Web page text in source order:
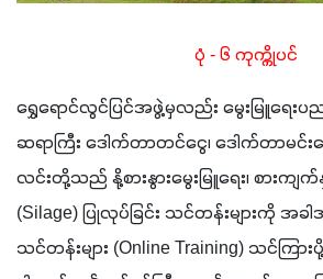
ပုံ - ၆ ကုက္ကိုပင်
ရွှေရောင်လွင်ပြင်အဖွဲ့မှလည်း မွေးမြူရေးပည
ဆရာကြီး ဒေါက်တာတင်ငွေ၊ ဒေါက်တာမင်း
လင်းတို့သည် နို့စားနွားမွေးမြူရေး၊ စားကျ
(Silage) ပြုလုပ်ခြင်း သင်တန်းများကို အခ
သင်တန်းများ (Online Training) သင်ကြား